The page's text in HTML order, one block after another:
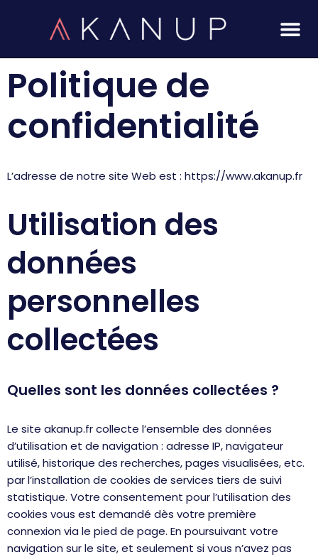
au
contenu
Politique de
confidentialité
L’adresse de notre site Web est : https://www.akanup.fr
Utilisation des
données
personnelles
collectées
Quelles sont les données collectées ?
Le site akanup.fr collecte l’ensemble des données
d’utilisation et de navigation : adresse IP, navigateur
utilisé, historique des recherches, pages visualisées, etc.
par l’installation de cookies de services tiers de suivi
statistique. Votre consentement pour l’utilisation des
cookies vous est demandé dès votre première
connexion via le pied de page. En poursuivant votre
navigation sur le site, et seulement si vous n’avez pas